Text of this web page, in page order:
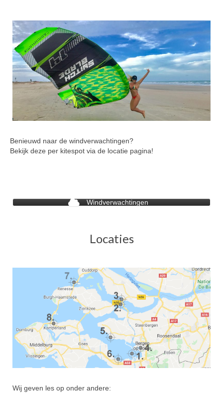
Benieuwd naar de windverwachtingen?
Bekijk deze per kitespot via de locatie pagina!
Windverwachtingen
Locaties
Wij geven les op onder andere: